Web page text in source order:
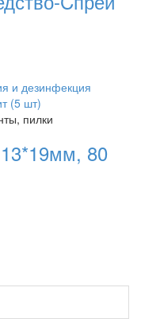
пилки
80